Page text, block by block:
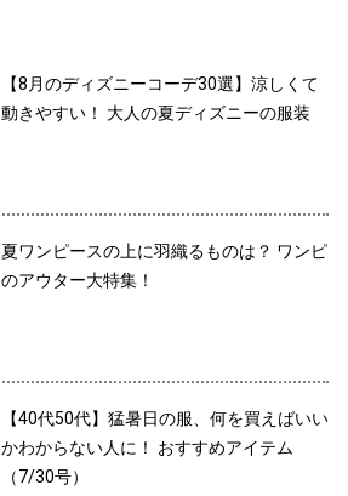
【8月のディズニーコーデ30選】涼しくて
動きやすい！ 大人の夏ディズニーの服装
夏ワンピースの上に羽織るものは？ ワンピ
のアウター大特集！
【40代50代】猛暑日の服、何を買えばいい
かわからない人に！ おすすめアイテム
（7/30号）